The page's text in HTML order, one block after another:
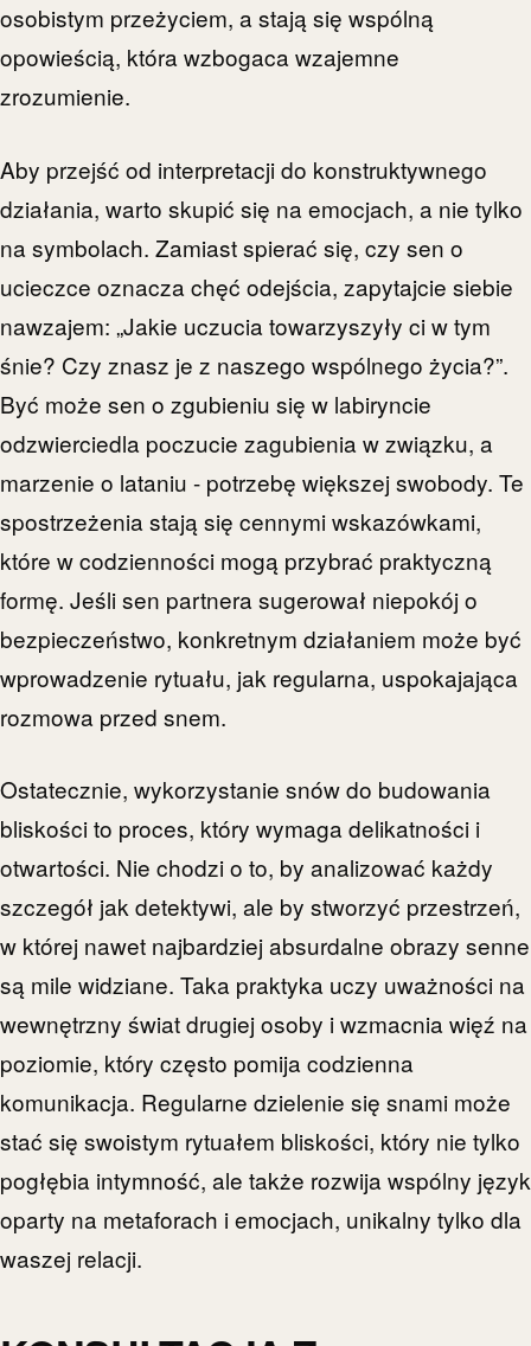
osobistym przeżyciem, a stają się wspólną
opowieścią, która wzbogaca wzajemne
zrozumienie.
Aby przejść od interpretacji do konstruktywnego
działania, warto skupić się na emocjach, a nie tylko
na symbolach. Zamiast spierać się, czy sen o
ucieczce oznacza chęć odejścia, zapytajcie siebie
nawzajem: „Jakie uczucia towarzyszyły ci w tym
śnie? Czy znasz je z naszego wspólnego życia?”.
Być może sen o zgubieniu się w labiryncie
odzwierciedla poczucie zagubienia w związku, a
marzenie o lataniu - potrzebę większej swobody. Te
spostrzeżenia stają się cennymi wskazówkami,
które w codzienności mogą przybrać praktyczną
formę. Jeśli sen partnera sugerował niepokój o
bezpieczeństwo, konkretnym działaniem może być
wprowadzenie rytuału, jak regularna, uspokajająca
rozmowa przed snem.
Ostatecznie, wykorzystanie snów do budowania
bliskości to proces, który wymaga delikatności i
otwartości. Nie chodzi o to, by analizować każdy
szczegół jak detektywi, ale by stworzyć przestrzeń,
w której nawet najbardziej absurdalne obrazy senne
są mile widziane. Taka praktyka uczy uważności na
wewnętrzny świat drugiej osoby i wzmacnia więź na
poziomie, który często pomija codzienna
komunikacja. Regularne dzielenie się snami może
stać się swoistym rytuałem bliskości, który nie tylko
pogłębia intymność, ale także rozwija wspólny język
oparty na metaforach i emocjach, unikalny tylko dla
waszej relacji.